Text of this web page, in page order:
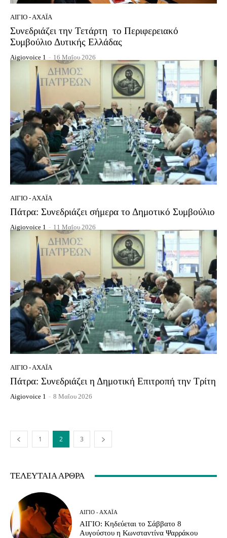
ΑΊΓΙΟ - ΑΧΑΪ́Α
Συνεδριάζει την Τετάρτη το Περιφερειακό
Συμβούλιο Δυτικής Ελλάδας
Aigiovoice 1 - 16 Μαΐου 2026
ΑΊΓΙΟ - ΑΧΑΪ́Α
Πάτρα: Συνεδριάζει σήμερα το Δημοτικό Συμβούλιο
Aigiovoice 1 - 11 Μαΐου 2026
ΑΊΓΙΟ - ΑΧΑΪ́Α
Πάτρα: Συνεδριάζει η Δημοτική Επιτροπή την Τρίτη
Aigiovoice 1 - 8 Μαΐου 2026
1 2 3
ΤΕΛΕΥΤΑΊΑ ΆΡΘΡΑ
ΑΊΓΙΟ - ΑΧΑΪ́Α
ΑΙΓΙΟ: Κηδεύεται το Σάββατο 8
Αυγούστου η Κωνσταντίνα Ψαρράκου